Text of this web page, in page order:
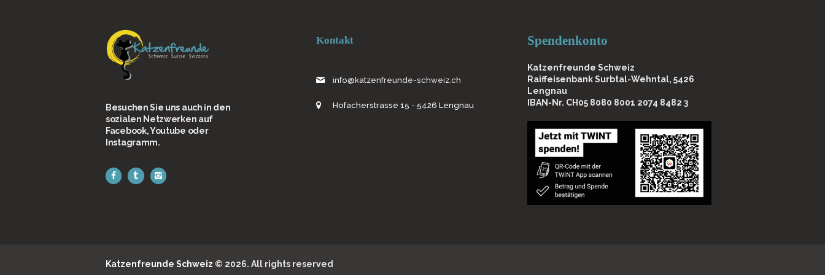
Besuchen Sie uns auch in den
sozialen Netzwerken auf
Facebook, Youtube oder
Instagramm.
Kontakt
info@katzenfreunde-schweiz.ch
Hofacherstrasse 15 - 5426 Lengnau
Spendenkonto
Katzenfreunde Schweiz
Raiffeisenbank Surbtal-Wehntal, 5426
Lengnau
IBAN-Nr. CH05 8080 8001 2074 8482 3
Katzenfreunde Schweiz © 2026. All rights reserved